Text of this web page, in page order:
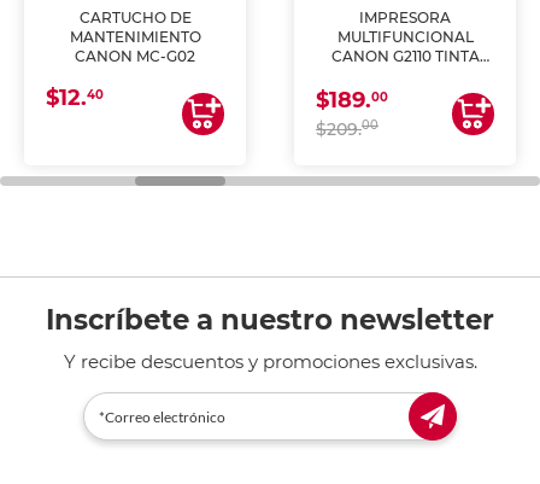
CARTUCHO DE
MANTENIMIENTO
CANON MC-G02
$12.40
IMPRESORA
MULTIFUNCIONAL
CANON G2110 TINTA
$189.00
$209.00
Inscríbete a nuestro newsletter
Y recibe descuentos y promociones exclusivas.